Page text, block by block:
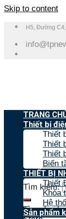
Skip to content
H5, Đường
Tìm kiếm:
Tìm nhanh:
TRANG
Thiết bị
Thiết
Thiết
Thiết
Biến
THIẾT BỊ
Thiết
Khóa
Hệ
Sản phẩm